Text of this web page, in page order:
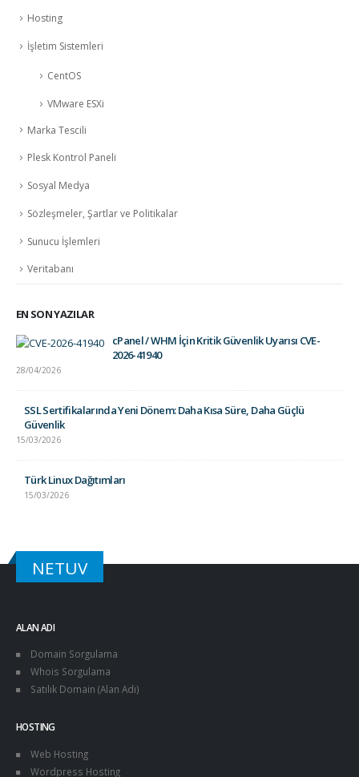
Hosting
İşletim Sistemleri
CentOS
VMware ESXi
Marka Tescili
Plesk Kontrol Paneli
Sosyal Medya
Sözleşmeler, Şartlar ve Politikalar
Sunucu İşlemleri
Veritabanı
EN SON YAZILAR
cPanel / WHM İçin Kritik Güvenlik Uyarısı CVE-
2026-41940
28/04/2026
SSL Sertifikalarında Yeni Dönem: Daha Kısa Süre, Daha Güçlü
Güvenlik
15/03/2026
Türk Linux Dağıtımları
15/03/2026
NETUV
ALAN ADI
Domain Sorgulama
Whois Sorgulama
Satılık Domain (Alan Adı)
HOSTING
Web Hosting
Wordpress Hosting